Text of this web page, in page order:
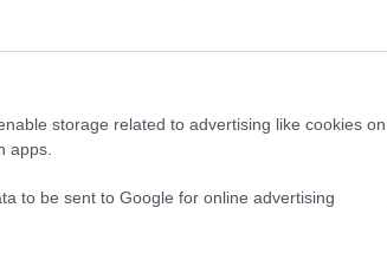
storage related to advertising like cookies on
apps.
to be sent to Google for online advertising